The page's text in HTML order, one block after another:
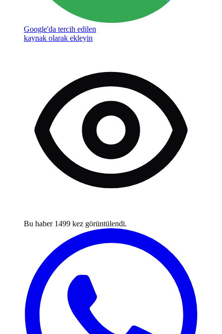
Google'da tercih edilen
kaynak olarak ekleyin
Bu haber 1499 kez görüntülendi.